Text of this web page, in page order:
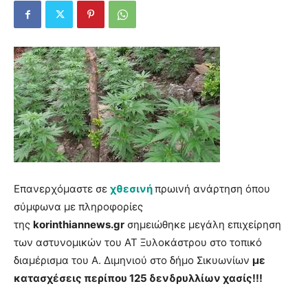
Επανερχόμαστε σε χθεσινήπρωινή ανάρτηση όπου
σύμφωνα με πληροφορίες
της korinthiannews.gr σημειώθηκε μεγάλη επιχείρηση
των αστυνομικών του ΑΤ Ξυλοκάστρου στο τοπικό
διαμέρισμα του Α. Διμηνιού στο δήμο Σικυωνίων με
κατασχέσεις περίπου 125 δενδρυλλίων χασίς!!!